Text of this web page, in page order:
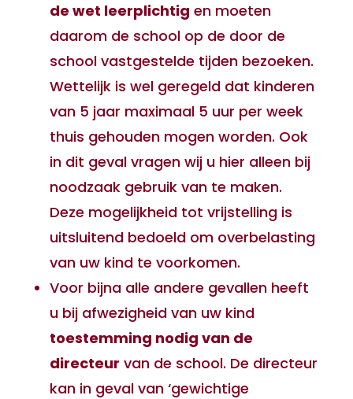
de wet leerplichtig en moeten
daarom de school op de door de
school vastgestelde tijden bezoeken.
Wettelijk is wel geregeld dat kinderen
van 5 jaar maximaal 5 uur per week
thuis gehouden mogen worden. Ook
in dit geval vragen wij u hier alleen bij
noodzaak gebruik van te maken.
Deze mogelijkheid tot vrijstelling is
uitsluitend bedoeld om overbelasting
van uw kind te voorkomen.
Voor bijna alle andere gevallen heeft
u bij afwezigheid van uw kind
toestemming nodig van de
directeur van de school. De directeur
kan in geval van ‘gewichtige